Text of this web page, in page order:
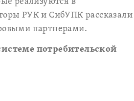
РУК и СибУПК рассказали
партнерами.
потребительской